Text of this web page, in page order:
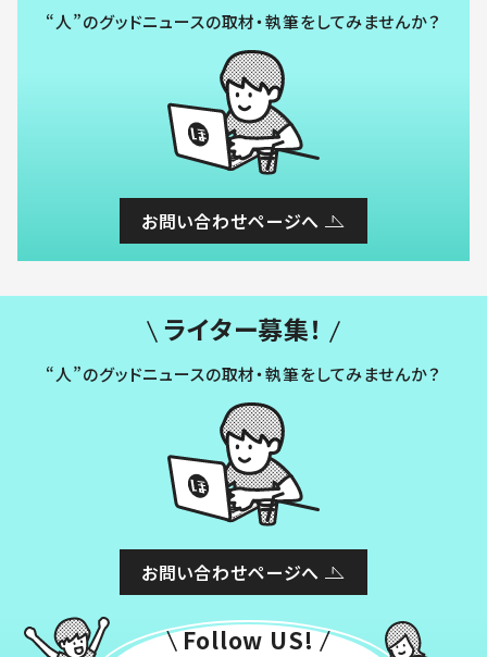
“人”のグッドニュースの取材・執筆をしてみませんか？
お問い合わせページへ
ライター募集！
“人”のグッドニュースの取材・執筆をしてみませんか？
お問い合わせページへ
Follow US!